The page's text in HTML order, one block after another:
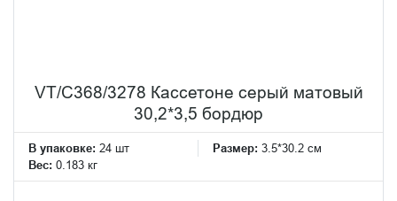
VT/C368/3278 Кассетоне серый матовый
30,2*3,5 бордюр
В упаковке: 24 шт Размер: 3.5*30.2 см
Вес: 0.183 кг